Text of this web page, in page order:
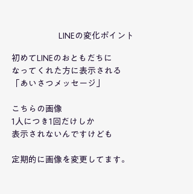
LINEの変化ポイント
初めてLINEのおともだちに
なってくれた方に表示される
「あいさつメッセージ」
こちらの画像
1人につき1回だけしか
表示されないんですけども
定期的に画像を変更してます。